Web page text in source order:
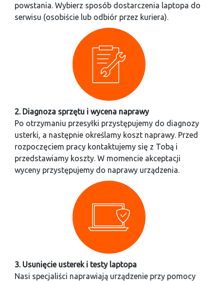
powstania. Wybierz sposób dostarczenia laptopa do
serwisu (osobiście lub odbiór przez kuriera).
2. Diagnoza sprzętu i wycena naprawy
Po otrzymaniu przesyłki przystępujemy do diagnozy
usterki, a następnie określamy koszt naprawy. Przed
rozpoczęciem pracy kontaktujemy się z Tobą i
przedstawiamy koszty. W momencie akceptacji
wyceny przystępujemy do naprawy urządzenia.
3. Usunięcie usterek i testy laptopa
Nasi specjaliści naprawiają urządzenie przy pomocy